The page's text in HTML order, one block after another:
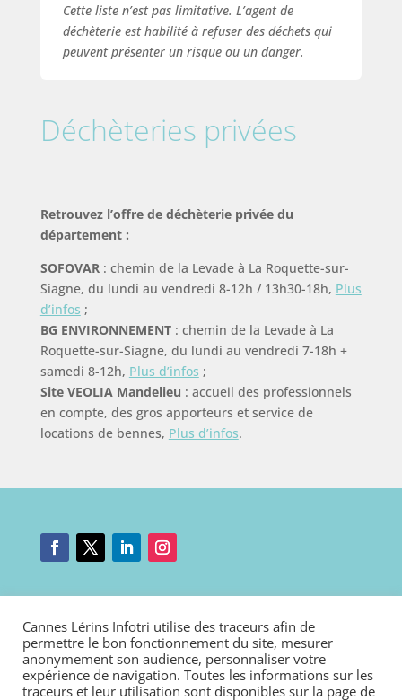
Cette liste n’est pas limitative. L’agent de
déchèterie est habilité à refuser des déchets qui
peuvent présenter un risque ou un danger.
Déchèteries privées
Retrouvez l’offre de déchèterie privée du
département :
SOFOVAR: chemin de la Levade à La Roquette-sur-
Siagne, du lundi au vendredi 8-12h / 13h30-18h, Plus
d’infos ;
BG ENVIRONNEMENT : chemin de la Levade à La
Roquette-sur-Siagne, du lundi au vendredi 7-18h +
samedi 8-12h, Plus d’infos ;
Site VEOLIA Mandelieu : accueil des professionnels
en compte, des gros apporteurs et service de
locations de bennes, Plus d’infos.
Politique de cookies|Déclaration d’accessibilité
Cannes Lérins Infotri utilise des traceurs afin de
permettre le bon fonctionnement du site, mesurer
anonymement son audience, personnaliser votre
expérience de navigation. Toutes les informations sur les
traceurs et leur utilisation sont disponibles sur la page de